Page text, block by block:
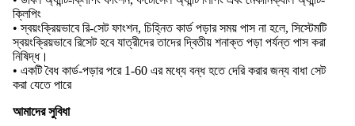
ক্লিপিং
• স্বয়ংক্রিয়ভাবে রি-সেট ফাংশন, চিহ্নিত কার্ড পড়ার সময় পাস না হলে, সিস্টেমটি
স্বয়ংক্রিয়ভাবে রিসেট হবে যাত্রীদের তাদের দ্বিতীয় শনাক্ত পড়া পর্যন্ত পাস করা
নিষিদ্ধ।
• একটি বৈধ কার্ড-পড়ার পরে 1-60 এর মধ্যে বন্ধ হতে দেরি করার জন্য বাধা সেট
করা যেতে পারে
আমাদের সুবিধা